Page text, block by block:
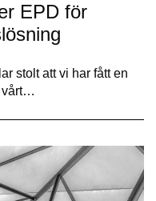
EPD för
stolt att vi har fått en
vårt…